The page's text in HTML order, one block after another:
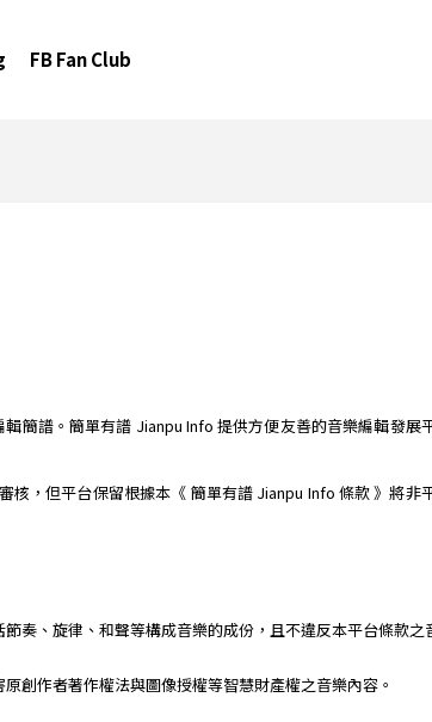
FB Fan Club
簡譜。簡單有譜 Jianpu Info 提供方便友善的音樂編輯發
，但平台保留根據本《 簡單有譜 Jianpu Info 條款 》將
奏、旋律、和聲等構成音樂的成份，且不違反本平台條款
創作者著作權法與圖像授權等智慧財產權之音樂內容。